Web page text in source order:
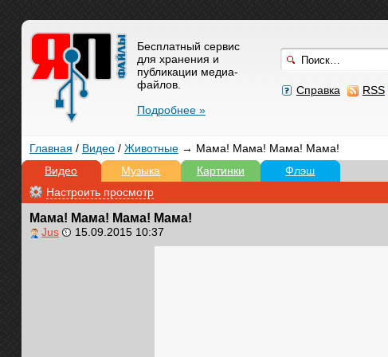
Справка RSS
Бесплатный сервис
для хранения и
публикации медиа-
файлов.
Подробнее »
Главная / Видео/ Животные→ Мама! Мама! Мама! Мама!
Видео
Музыка Картинки Флэш
Настроить просмотр
Мама! Мама! Мама! Мама!
Jus 15.09.2015 10:37